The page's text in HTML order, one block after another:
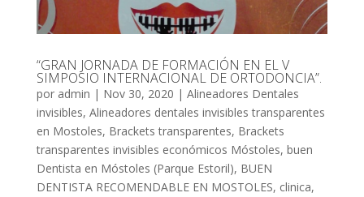
“GRAN JORNADA DE FORMACIÓN EN EL V
SIMPOSIO INTERNACIONAL DE ORTODONCIA”.
por admin | Nov 30, 2020 | Alineadores Dentales
invisibles, Alineadores dentales invisibles transparentes
en Mostoles, Brackets transparentes, Brackets
transparentes invisibles económicos Móstoles, buen
Dentista en Móstoles (Parque Estoril), BUEN
DENTISTA RECOMENDABLE EN MOSTOLES, clinica,